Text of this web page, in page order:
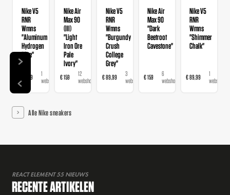
Nike V5
RNR
Wmns
"Aluminum
Hydrogen
Blue"
€ 89,99
1
webshop
Nike Air
Max 90
(III)
"Light
Iron Ore
Pale
Ivory"
€ 159
12
webshops
Nike V5
RNR
Wmns
"Burgundy
Crush
College
Grey"
€ 89,99
3
webshops
Nike Air
Max 90
"Dark
Beetroot
Cavestone"
€ 159
6
webshops
Nike V5
RNR
Wmns
"Shimmer
Chalk"
€ 89,99
1
webshop
Alle Nike sneakers
REACT ELEMENT 55 NIEUWS
RECENTE ARTIKELEN